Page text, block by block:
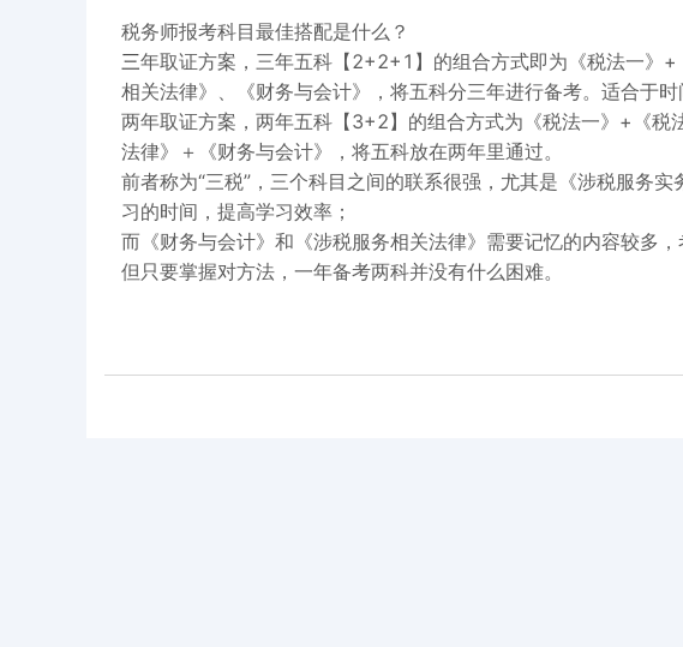
税务师报考科目最佳搭配是什么？
三年取证方案，三年五科【2+2+1】的组合方式即为《税法一》
相关法律》、《财务与会计》，将五科分三年进行备考。适合于时
两年取证方案，两年五科【3+2】的组合方式为《税法一》+《税
法律》＋《财务与会计》，将五科放在两年里通过。
前者称为“三税”，三个科目之间的联系很强，尤其是《涉税服务
习的时间，提高学习效率；
而《财务与会计》和《涉税服务相关法律》需要记忆的内容较多
但只要掌握对方法，一年备考两科并没有什么困难。